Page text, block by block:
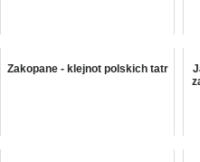
Zakopane - klejnot polskich tatr